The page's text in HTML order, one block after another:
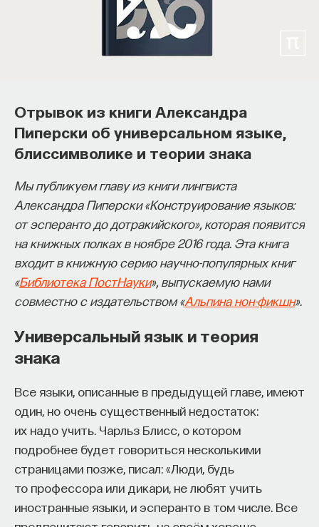
Отрывок из книги Александра
Пиперски об универсальном языке,
блиссимволике и теории знака
Мы публикуем главу из книги лингвиста
Александра Пиперски «Конструирование языков:
от эсперанто до дотракийского», которая появится
на книжных полках в ноябре 2016 года. Эта книга
входит в книжную серию научно-популярных книг
«Библиотека ПостНауки», выпускаемую нами
совместно с издательством «Альпина нон-фикшн».
Универсальный язык и теория
знака
Все языки, описанные в предыдущей главе, имеют
один, но очень существенный недостаток:
их надо учить. Чарльз Блисс, о котором
подробнее будет говориться несколькими
страницами позже, писал: «Люди, будь
то профессора или дикари, не любят учить
иностранные языки, и эсперанто в том числе. Все